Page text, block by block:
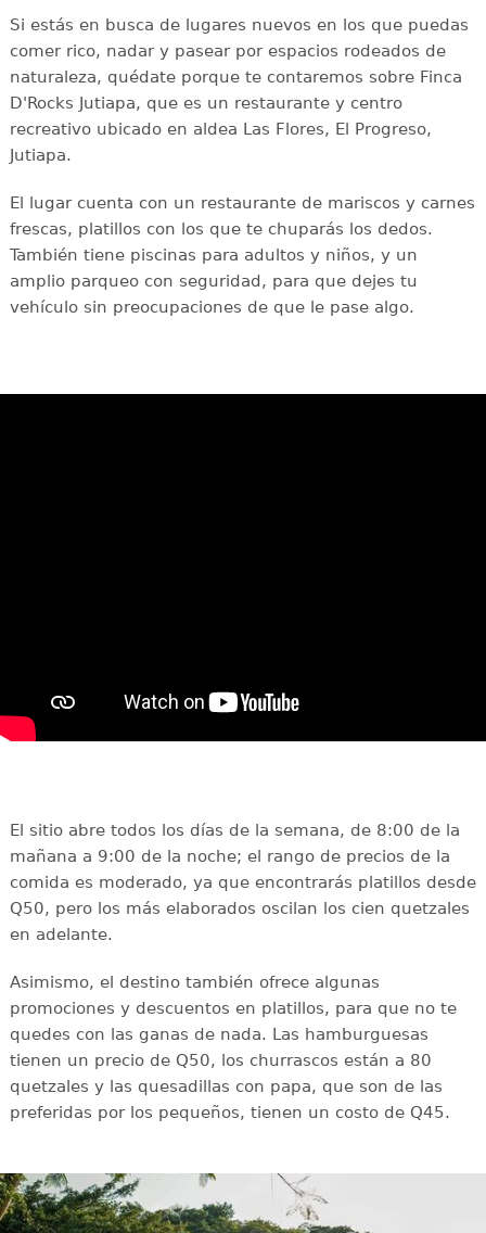
Si estás en busca de lugares nuevos en los que puedas
comer rico, nadar y pasear por espacios rodeados de
naturaleza, quédate porque te contaremos sobre Finca
D'Rocks Jutiapa, que es un restaurante y centro
recreativo ubicado en aldea Las Flores, El Progreso,
Jutiapa.
El lugar cuenta con un restaurante de mariscos y carnes
frescas, platillos con los que te chuparás los dedos.
También tiene piscinas para adultos y niños, y un
amplio parqueo con seguridad, para que dejes tu
vehículo sin preocupaciones de que le pase algo.
El sitio abre todos los días de la semana, de 8:00 de la
mañana a 9:00 de la noche; el rango de precios de la
comida es moderado, ya que encontrarás platillos desde
Q50, pero los más elaborados oscilan los cien quetzales
en adelante.
Asimismo, el destino también ofrece algunas
promociones y descuentos en platillos, para que no te
quedes con las ganas de nada. Las hamburguesas
tienen un precio de Q50, los churrascos están a 80
quetzales y las quesadillas con papa, que son de las
preferidas por los pequeños, tienen un costo de Q45.